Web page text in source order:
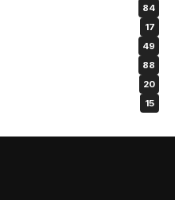
84
17
49
88
20
15